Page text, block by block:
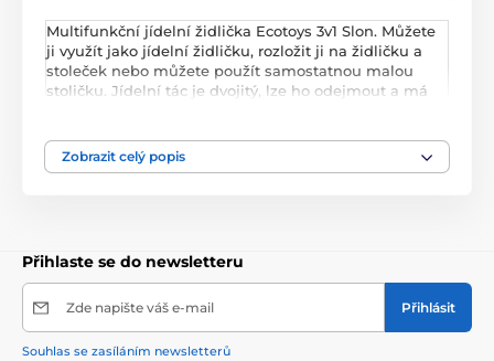
Multifunkční jídelní židlička Ecotoys 3v1 Slon. Můžete
ji využít jako jídelní židličku, rozložit ji na židličku a
stoleček nebo můžete použít samostatnou malou
stoličku. Jídelní tác je dvojitý, lze ho odejmout a má
vybavena 5 bodovými bezpečnostními pásy.
Zobrazit celý popis
Přihlaste se do newsletteru
Zde napište váš e-mail Přihlásit
Souhlas se zasíláním newsletterů